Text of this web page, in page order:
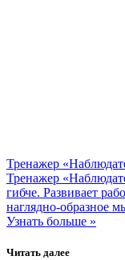
Тренажер
Тренажер
гибче. Развивает
наглядно-образное
Узнать больше »
Читать далее